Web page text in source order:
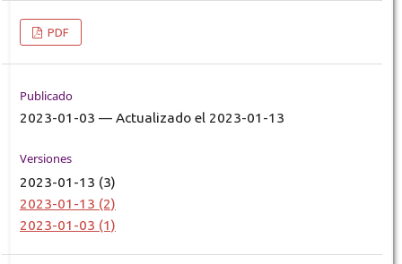
PDF
Publicado
2023-01-03 — Actualizado el 2023-01-13
Versiones
2023-01-13 (3)
2023-01-13 (2)
2023-01-03 (1)